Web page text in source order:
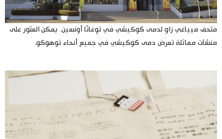
متحف ميياغي زاو لدمى كوكيشي في توغاتّا أونسين. يمكن العثور على
منشآت مماثلة تعرض دمى كوكيشي في جميع أنحاء توهوكو.